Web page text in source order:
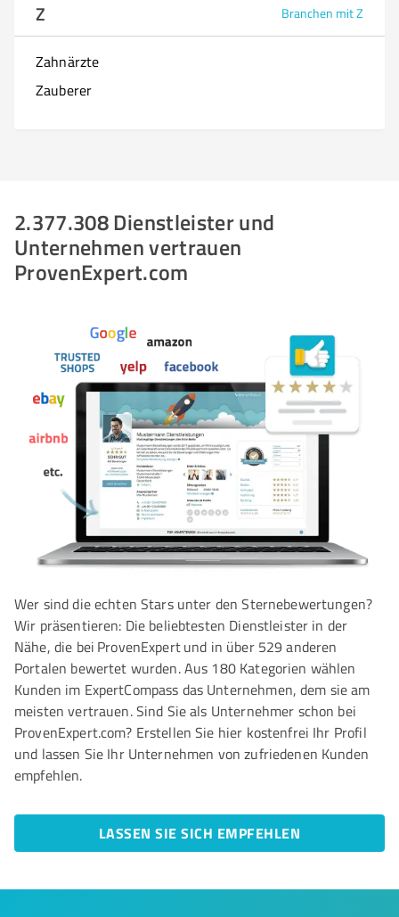
Z Branchen mit Z
Zahnärzte
Zauberer
2.377.308 Dienstleister und
Unternehmen vertrauen
ProvenExpert.com
Wer sind die echten Stars unter den Sternebewertungen?
Wir präsentieren: Die beliebtesten Dienstleister in der
Nähe, die bei ProvenExpert und in über 529 anderen
Portalen bewertet wurden. Aus 180 Kategorien wählen
Kunden im ExpertCompass das Unternehmen, dem sie am
meisten vertrauen. Sind Sie als Unternehmer schon bei
ProvenExpert.com? Erstellen Sie hier kostenfrei Ihr Profil
und lassen Sie Ihr Unternehmen von zufriedenen Kunden
empfehlen.
LASSEN SIE SICH EMPFEHLEN